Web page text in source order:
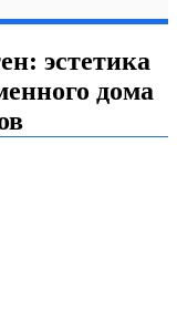
эстетика
дома